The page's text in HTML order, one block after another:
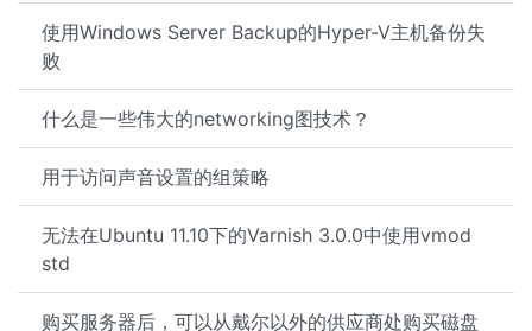
使用Windows Server Backup的Hyper-V主机备份失
败
什么是一些伟大的networking图技术？
用于访问声音设置的组策略
无法在Ubuntu 11.10下的Varnish 3.0.0中使用vmod
std
购买服务器后，可以从戴尔以外的供应商处购买磁盘